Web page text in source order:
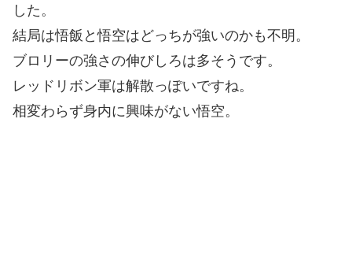
した。
結局は悟飯と悟空はどっちが強いのかも不明。
ブロリーの強さの伸びしろは多そうです。
レッドリボン軍は解散っぽいですね。
相変わらず身内に興味がない悟空。